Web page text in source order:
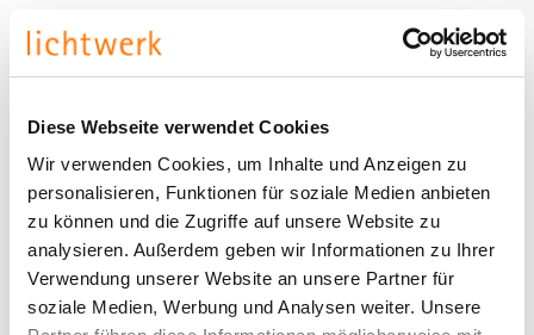
Diese Webseite verwendet Cookies
Wir verwenden Cookies, um Inhalte und Anzeigen zu
personalisieren, Funktionen für soziale Medien anbieten
zu können und die Zugriffe auf unsere Website zu
analysieren. Außerdem geben wir Informationen zu Ihrer
Verwendung unserer Website an unsere Partner für
soziale Medien, Werbung und Analysen weiter. Unsere